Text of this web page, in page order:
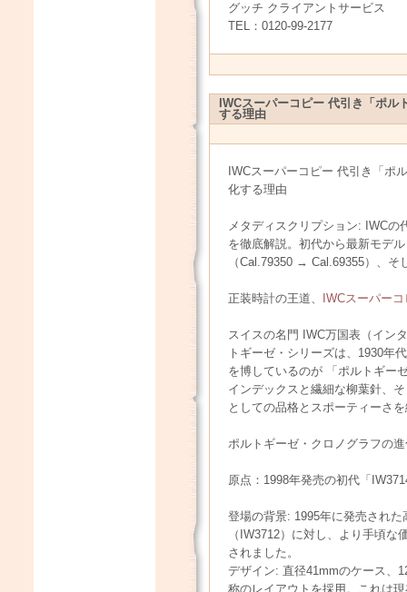
グッチ クライアントサービス
TEL：0120-99-2177
IWCスーパーコピー 代引き「ポ
する理由
IWCスーパーコピー 代引き「ポ
化する理由
メタディスクリプション: IWCの
を徹底解説。初代から最新モデ
（Cal.79350 → Cal.69355）、
正装時計の王道、 IWCスーパー
スイスの名門 IWC万国表（イン
トギーゼ・シリーズは、1930年
を博しているのが 「ポルトギー
インデックスと繊細な柳葉針、
としての品格とスポーティーさ
ポルトギーゼ・クロノグラフの
原点：1998年発売の初代「
登場の背景: 1995年に発売され
（IW3712）に対し、より手頃
されました。
デザイン: 直径41mmのケース、
称のレイアウトを採用。これは